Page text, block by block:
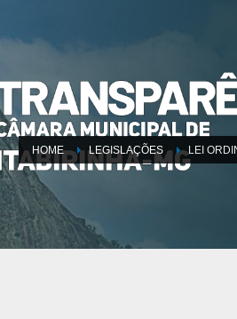
HOME LEGISLAÇÕES LEI